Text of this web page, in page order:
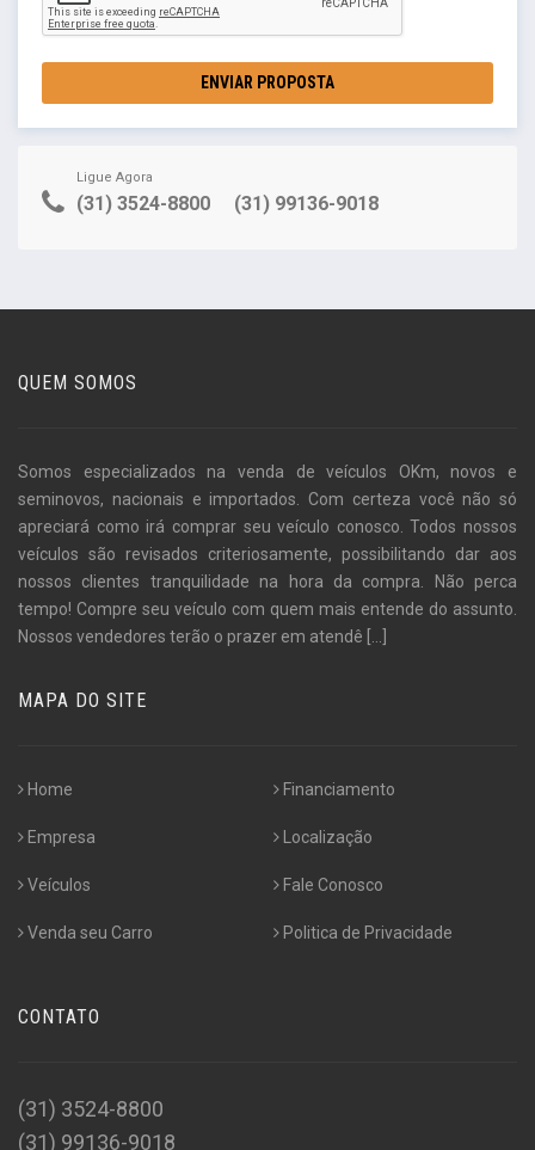
ENVIAR PROPOSTA
Ligue Agora
(31) 3524-8800 (31) 99136-9018
QUEM SOMOS
Somos especializados na venda de veículos OKm, novos e
seminovos, nacionais e importados. Com certeza você não só
apreciará como irá comprar seu veículo conosco. Todos nossos
veículos são revisados criteriosamente, possibilitando dar aos
nossos clientes tranquilidade na hora da compra. Não perca
tempo! Compre seu veículo com quem mais entende do assunto.
Nossos vendedores terão o prazer em atendê [...]
MAPA DO SITE
Home
Empresa
Veículos
Venda seu Carro
Financiamento
Localização
Fale Conosco
Politica de Privacidade
CONTATO
(31) 3524-8800
(31) 99136-9018